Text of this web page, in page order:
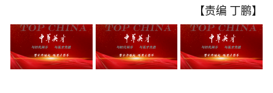
【责编 丁鹏】